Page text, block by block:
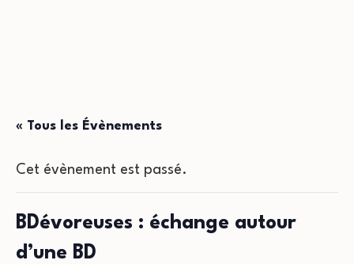
« Tous les Évènements
Cet évènement est passé.
BDévoreuses : échange autour
d’une BD